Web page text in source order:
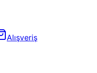
Alışveriş